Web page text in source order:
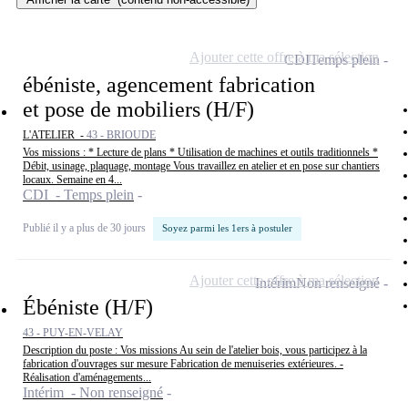
ébéniste, agencement fabrication
et pose de mobiliers (H/F)
L'ATELIER - 43 - BRIOUDE
Vos missions : * Lecture de plans * Utilisation de machines et outils traditionnels *
Débit, usinage, plaquage, montage Vous travaillez en atelier et en pose sur chantiers
locaux. Semaine en 4...
CDI - Temps plein
Publié il y a plus de 30 jours Soyez parmi les 1ers à postuler
CDITemps plein
Ajouter cette offre à ma sélection
Ébéniste (H/F)
43 - PUY-EN-VELAY
Description du poste : Vos missions Au sein de l'atelier bois, vous participez à la
fabrication d'ouvrages sur mesure Fabrication de menuiseries extérieures. -
Réalisation d'aménagements...
Intérim - Non renseigné
IntérimNon renseigné
Ajouter cette offre à ma sélection